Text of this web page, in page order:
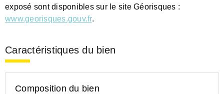
exposé sont disponibles sur le site Géorisques :
www.georisques.gouv.fr.
Caractéristiques du bien
Composition du bien